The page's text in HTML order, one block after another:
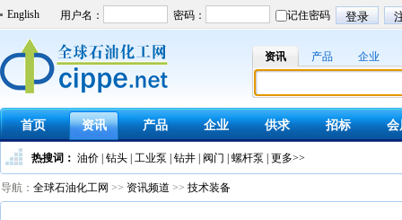
English
资讯 产品 企业
首页 资讯 产品 企业 供求 招标 会
热搜词： 油价 钻头 工业泵 钻井 阀门 螺杆泵 更多>>
导航： 全球石油化工网 >> 资讯频道 >> 技术装备